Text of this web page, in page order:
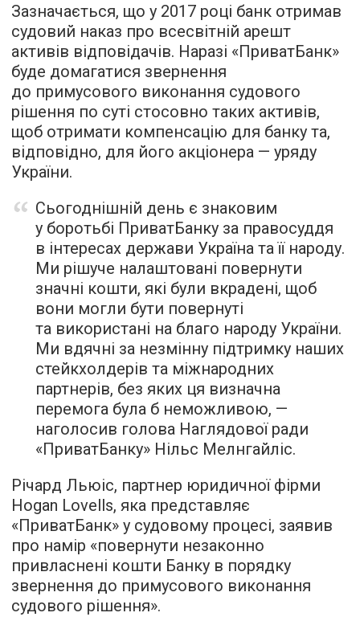
Зазначається, що у 2017 році банк отримав
судовий наказ про всесвітній арешт
активів відповідачів. Наразі «ПриватБанк»
буде домагатися звернення
до примусового виконання судового
рішення по суті стосовно таких активів,
щоб отримати компенсацію для банку та,
відповідно, для його акціонера — уряду
України.
Сьогоднішній день є знаковим
у боротьбі ПриватБанку за правосуддя
в інтересах держави Україна та її народу.
Ми рішуче налаштовані повернути
значні кошти, які були вкрадені, щоб
вони могли бути повернуті
та використані на благо народу України.
Ми вдячні за незмінну підтримку наших
стейкхолдерів та міжнародних
партнерів, без яких ця визначна
перемога була б неможливою, —
наголосив голова Наглядової ради
«ПриватБанку» Нільс Мелнгайліс.
Річард Льюіс, партнер юридичної фірми
Hogan Lovells, яка представляє
«ПриватБанк» у судовому процесі, заявив
про намір «повернути незаконно
привласнені кошти Банку в порядку
звернення до примусового виконання
судового рішення».